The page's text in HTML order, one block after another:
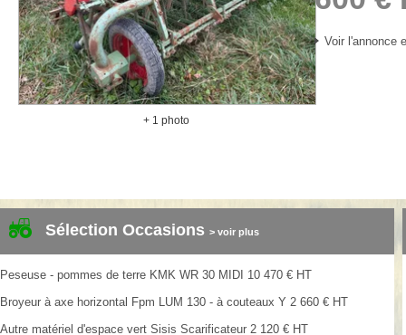
+ 1 photo
Voir l'annonce
Sélection Occasions > voir plus
Peseuse - pommes de terre KMK WR 30 MIDI 10 470 € HT
Broyeur à axe horizontal Fpm LUM 130 - à couteaux Y 2 660 € HT
Autre matériel d'espace vert Sisis Scarificateur 2 120 € HT